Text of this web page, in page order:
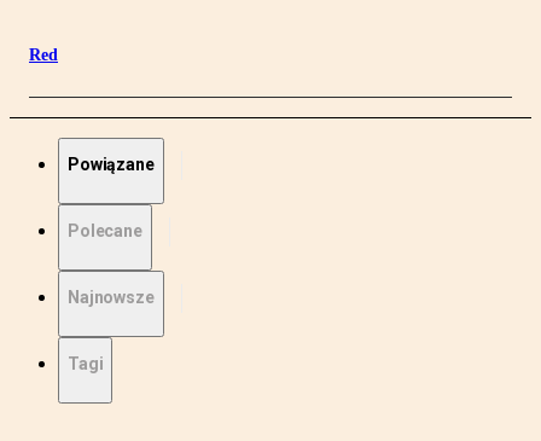
Red
Powiązane
Polecane
Najnowsze
Tagi